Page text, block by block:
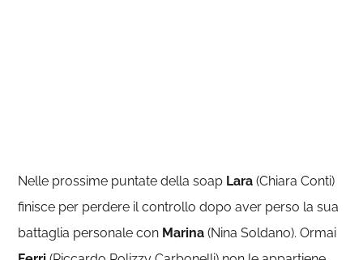
Nelle prossime puntate della soap Lara(Chiara Conti)
finisce per perdere il controllo dopo aver perso la sua
battaglia personale con Marina (Nina Soldano). Ormai